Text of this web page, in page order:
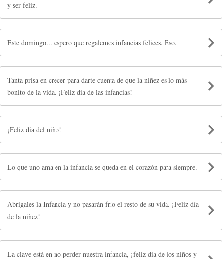
y ser feliz.
Este domingo... espero que regalemos infancias felices. Eso.
Tanta prisa en crecer para darte cuenta de que la niñez es lo más
bonito de la vida. ¡Feliz día de las infancias!
¡Feliz día del niño!
Lo que uno ama en la infancia se queda en el corazón para siempre.
Abrígales la Infancia y no pasarán frío el resto de su vida. ¡Feliz día
de la niñez!
La clave está en no perder nuestra infancia, ¡feliz día de los niños y